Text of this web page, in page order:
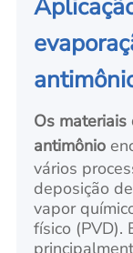
Os
antimônio
vários
deposição
vapor
físico (PVD).